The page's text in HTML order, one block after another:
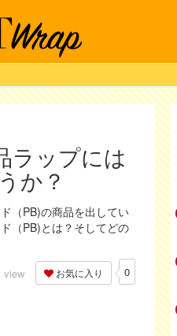
ラップには
か？
（PB)の商品を出してい
（PB)とは？そしてどの
view お気に入り 0